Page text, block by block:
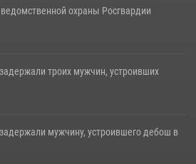
охраны Росгвардии
троих мужчин, устроивших
мужчину, устроившего дебош в